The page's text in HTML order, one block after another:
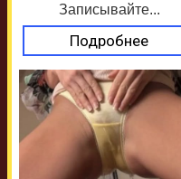
Записывайте...
Подробнее